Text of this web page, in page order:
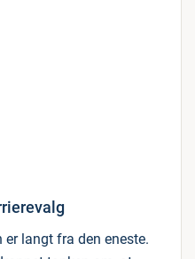
langt fra den eneste.